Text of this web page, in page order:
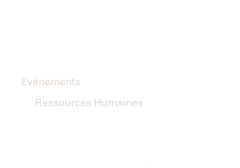
Evénements
Ressources Humaines